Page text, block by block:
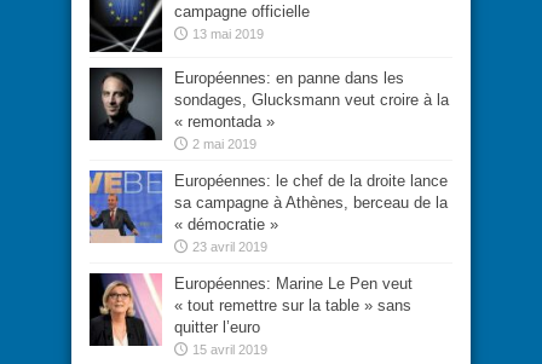
campagne officielle
13 mai 2019
Européennes: en panne dans les
sondages, Glucksmann veut croire à la
« remontada »
2 mai 2019
Européennes: le chef de la droite lance
sa campagne à Athènes, berceau de la
« démocratie »
23 avril 2019
Européennes: Marine Le Pen veut
« tout remettre sur la table » sans
quitter l’euro
15 avril 2019